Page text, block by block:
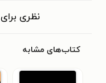
نظری
کتاب‌های مشابه